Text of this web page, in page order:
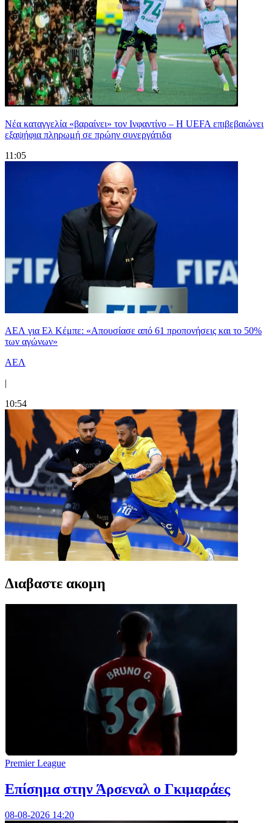
Νέα καταγγελία «βαραίνει» τον Ινφαντίνο – Η UEFA επιβεβαιώνει
εξαψήφια πληρωμή σε πρώην συνεργάτιδα
11:05
ΑΕΛ για Ελ Κέμπε: «Απουσίασε από 61 προπονήσεις και το 50%
των αγώνων»
ΑΕΛ
|
10:54
Διαβαστε ακομη
Premier League
Επίσημα στην Άρσεναλ ο Γκιμαράες
08-08-2026 14:20